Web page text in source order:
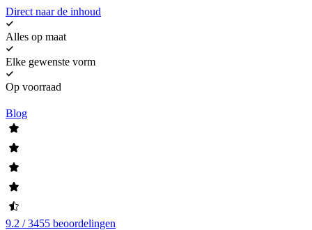
Direct naar de inhoud
Alles op maat
Elke gewenste vorm
Op voorraad
Blog
9.2 / 3455 beoordelingen